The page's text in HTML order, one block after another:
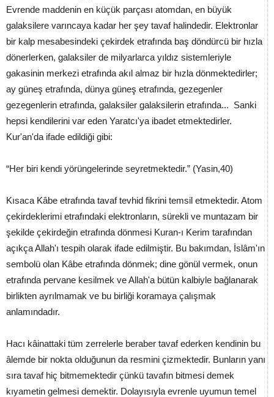
Evrende maddenin en küçük parçası atomdan, en büyük
galaksilere varıncaya kadar her şey tavaf halindedir. Elektronlar
bir kalp mesabesindeki çekirdek etrafında baş döndürcü bir hızla
dönerlerken, galaksiler de milyarlarca yıldız sistemleriyle
gakasinin merkezi etrafında akıl almaz bir hızla dönmektedirler;
ay güneş etrafında, dünya güneş etrafında, gezegenler
gezegenlerin etrafında, galaksiler galaksilerin etrafında... Sanki
hepsi kendilerini var eden Yaratcı'ya ibadet etmektedirler.
Kur'an'da ifade edildiği gibi:
“Her biri kendi yörüngelerinde seyretmektedir.” (Yasin,40)
Kısaca Kâbe etrafında tavaf tevhid fikrini temsil etmektedir. Atom
çekirdeklerimi etrafındaki elektronların, sürekli ve muntazam bir
şekilde çekirdeğin etrafında dönmesi Kuran-ı Kerim tarafından
açıkça Allah'ı tespih olarak ifade edilmiştir. Bu bakımdan, İslâm'ın
sembolü olan Kâbe etrafında dönmek; dine gönül vermek, onun
etrafında pervane kesilmek ve Allah'a bütün kalbiyle bağlanarak
birlikten ayrılmamak ve bu birliği koramaya çalışmak
anlamındadır.
Hacı kâinattaki tüm zerrelerle beraber tavaf ederken kendinin bu
âlemde bir nokta olduğunun da resmini çizmektedir. Bunların yanı
sıra tavaf hiç bitmemektedir çünkü tavafın bitmesi demek
kıyametin gelmesi demektir. Dolayısıyla evrenle uyumun temel